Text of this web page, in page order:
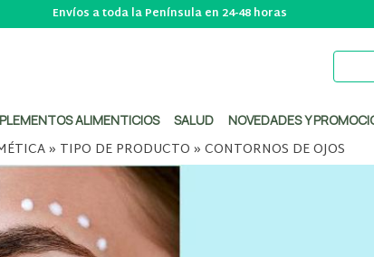
Envíos a toda la Península en 24-48 horas
ALIMENTICIOS SALUD NOVEDADES Y
» TIPO DE PRODUCTO » CONTORNOS DE OJOS